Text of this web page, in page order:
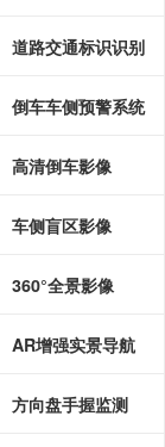
道路交通标识识别
倒车车侧预警系统
高清倒车影像
车侧盲区影像
360°全景影像
AR增强实景导航
方向盘手握监测